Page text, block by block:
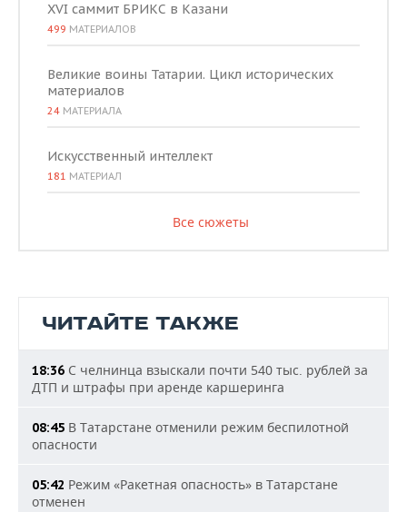
XVI саммит БРИКС в Казани
499 МАТЕРИАЛОВ
Великие воины Татарии. Цикл исторических
материалов
24 МАТЕРИАЛА
Искусственный интеллект
181 МАТЕРИАЛ
Все сюжеты
ЧИТАЙТЕ ТАКЖЕ
18:36 С челнинца взыскали почти 540 тыс. рублей за
ДТП и штрафы при аренде каршеринга
08:45 В Татарстане отменили режим беспилотной
опасности
05:42 Режим «Ракетная опасность» в Татарстане
отменен